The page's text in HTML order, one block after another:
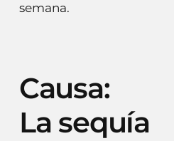
semana.
Causa:
La sequía